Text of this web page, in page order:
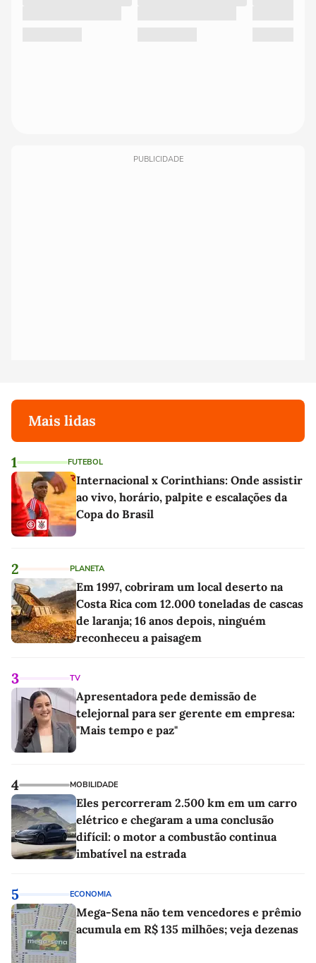
PUBLICIDADE
Mais lidas
1 FUTEBOL
Internacional x Corinthians: Onde assistir
ao vivo, horário, palpite e escalações da
Copa do Brasil
2 PLANETA
Em 1997, cobriram um local deserto na
Costa Rica com 12.000 toneladas de cascas
de laranja; 16 anos depois, ninguém
reconheceu a paisagem
3 TV
Apresentadora pede demissão de
telejornal para ser gerente em empresa:
"Mais tempo e paz"
4 MOBILIDADE
Eles percorreram 2.500 km em um carro
elétrico e chegaram a uma conclusão
difícil: o motor a combustão continua
imbatível na estrada
5 ECONOMIA
Mega-Sena não tem vencedores e prêmio
acumula em R$ 135 milhões; veja dezenas